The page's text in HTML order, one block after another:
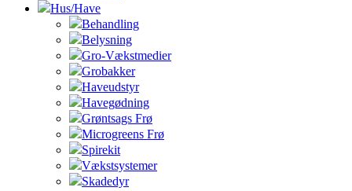
Hus/Have
Behandling
Belysning
Gro-Vækstmedier
Grobakker
Haveudstyr
Havegødning
Grøntsags Frø
Microgreens Frø
Spirekit
Vækstsystemer
Skadedyr